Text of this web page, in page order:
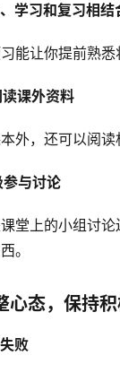
学习和复习相结
能让你提前熟
课外资料
外，还可以阅
与讨论
堂上的小组讨
。
心态，保持
败